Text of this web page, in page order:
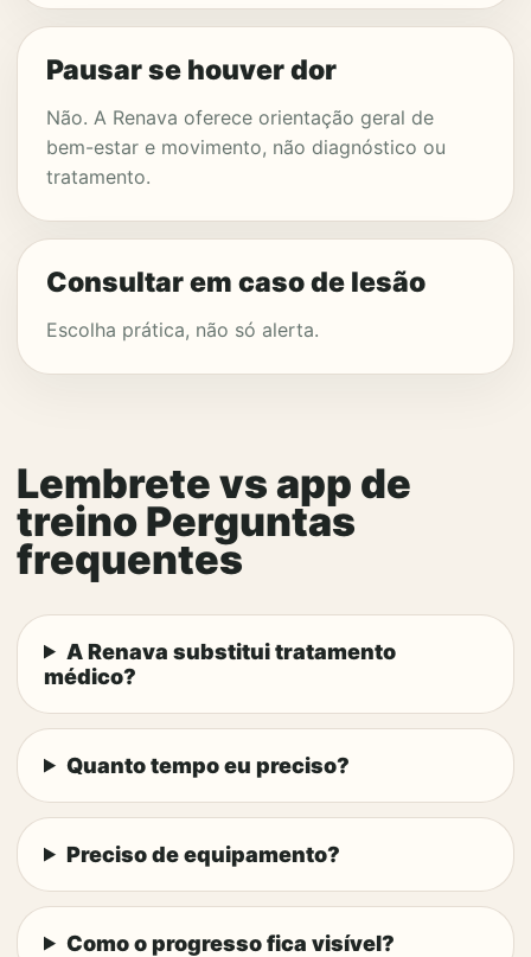
Pausar se houver dor
Não. A Renava oferece orientação geral de
bem-estar e movimento, não diagnóstico ou
tratamento.
Consultar em caso de lesão
Escolha prática, não só alerta.
Lembrete vs app de
treino Perguntas
frequentes
A Renava substitui tratamento
médico?
Quanto tempo eu preciso?
Preciso de equipamento?
Como o progresso fica visível?